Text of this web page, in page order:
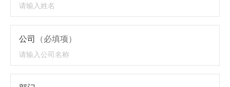
公司 （必填项）